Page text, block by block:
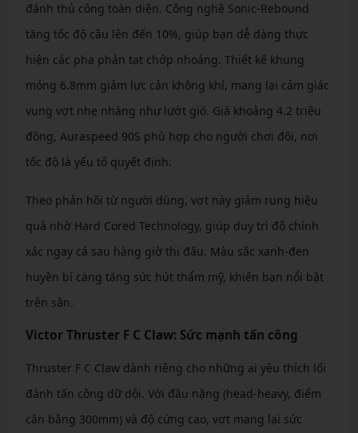
đánh thủ công toàn diện. Công nghệ Sonic-Rebound
tăng tốc độ cầu lên đến 10%, giúp bạn dễ dàng thực
hiện các pha phản tạt chớp nhoáng. Thiết kế khung
mỏng 6.8mm giảm lực cản không khí, mang lại cảm giác
vung vợt nhẹ nhàng như lướt gió. Giá khoảng 4.2 triệu
đồng, Auraspeed 90S phù hợp cho người chơi đôi, nơi
tốc độ là yếu tố quyết định.
Theo phản hồi từ người dùng, vợt này giảm rung hiệu
quả nhờ Hard Cored Technology, giúp duy trì độ chính
xác ngay cả sau hàng giờ thi đấu. Màu sắc xanh-đen
huyền bí càng tăng sức hút thẩm mỹ, khiến bạn nổi bật
trên sân.
Victor Thruster F C Claw: Sức mạnh tấn công
Thruster F C Claw dành riêng cho những ai yêu thích lối
đánh tấn công dữ dội. Với đầu nặng (head-heavy, điểm
cân bằng 300mm) và độ cứng cao, vợt mang lại sức